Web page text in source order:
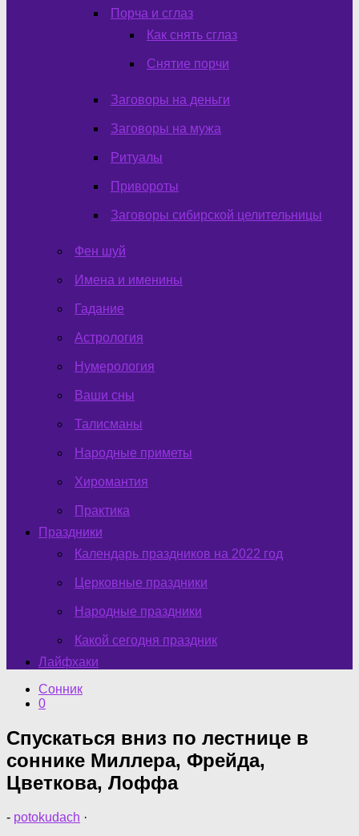
Порча и сглаз
Как снять сглаз
Снятие порчи
Заговоры на деньги
Заговоры на мужа
Ритуалы
Привороты
Заговоры сибирской целительницы
Фен шуй
Имена и именины
Гадание
Астрология
Нумерология
Ваши сны
Талисманы
Народные приметы
Хиромантия
Практика
Праздники
Календарь праздников на 2022 год
Церковные праздники
Народные праздники
Какой сегодня праздник
Лайфхаки
Сонник
0
Спускаться вниз по лестнице в
соннике Миллера, Фрейда,
Цветкова, Лоффа
- potokudach ·